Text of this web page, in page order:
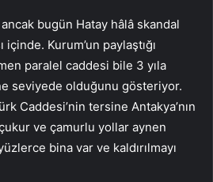
bugün Hatay hâlâ skandal
Kurum’un paylaştığı
paralel caddesi bile 3 yıla
seviyede olduğunu gösteriyor.
Caddesi’nin tersine Antakya’nın
ve çamurlu yollar aynen
bina var ve kaldırılmayı